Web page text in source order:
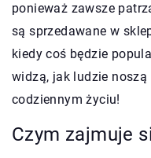
ponieważ zawsze
są sprzedawane w
kiedy coś będzie
widzą, jak ludzie noszą
codziennym życiu!
Czym zajmuje